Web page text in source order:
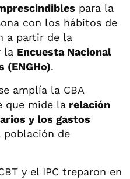
para la
con los hábitos de
a partir de la
la Encuesta Nacional
(ENGHo).
amplía la CBA
que mide la relación
y los gastos
población de
y el IPC treparon en